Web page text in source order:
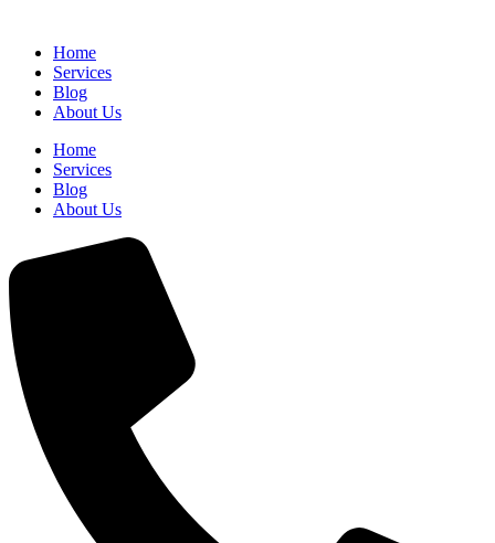
Home
Services
Blog
About Us
Home
Services
Blog
About Us